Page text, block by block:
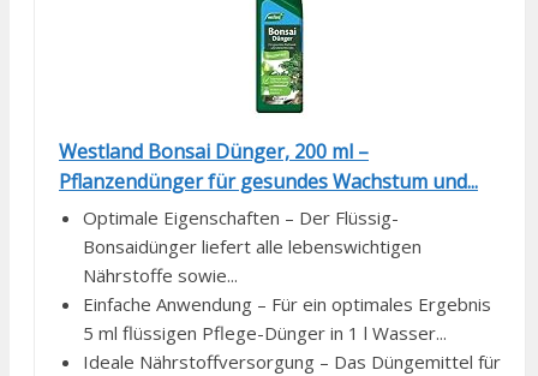
Westland Bonsai Dünger, 200 ml –
Pflanzendünger für gesundes Wachstum und...
Optimale Eigenschaften – Der Flüssig-
Bonsaidünger liefert alle lebenswichtigen
Nährstoffe sowie...
Einfache Anwendung – Für ein optimales Ergebnis
5 ml flüssigen Pflege-Dünger in 1 l Wasser...
Ideale Nährstoffversorgung – Das Düngemittel für